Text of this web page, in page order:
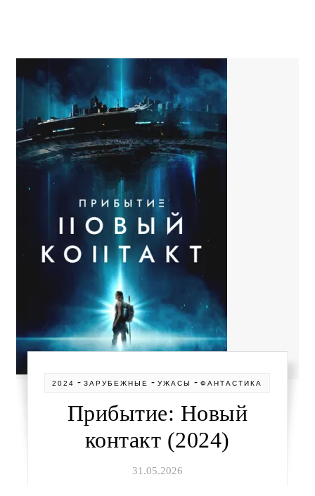
2024 -ЗАРУБЕЖНЫЕ -УЖАСЫ -ФАНТАСТИКА
Прибытие: Новый
контакт (2024)
31.05.2026